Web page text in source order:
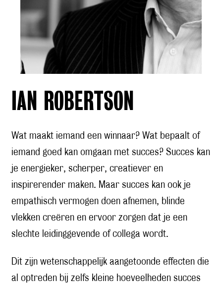
IAN ROBERTSON
Wat maakt iemand een winnaar? Wat bepaalt of
iemand goed kan omgaan met succes? Succes kan
je energieker, scherper, creatiever en
inspirerender maken. Maar succes kan ook je
empathisch vermogen doen afnemen, blinde
vlekken creëren en ervoor zorgen dat je een
slechte leidinggevende of collega wordt.
Dit zijn wetenschappelijk aangetoonde effecten die
al optreden bij zelfs kleine hoeveelheden succes